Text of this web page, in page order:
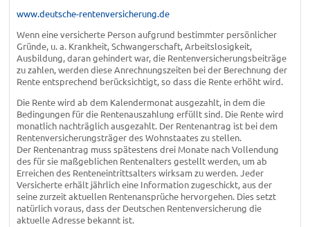
www.deutsche-rentenversicherung.de
Wenn eine versicherte Person aufgrund bestimmter persönlicher
Gründe, u. a. Krankheit, Schwangerschaft, Arbeitslosigkeit,
Ausbildung, daran gehindert war, die Rentenversicherungsbeiträge
zu zahlen, werden diese Anrechnungszeiten bei der Berechnung der
Rente entsprechend berücksichtigt, so dass die Rente erhöht wird.
Die Rente wird ab dem Kalendermonat ausgezahlt, in dem die
Bedingungen für die Rentenauszahlung erfüllt sind. Die Rente wird
monatlich nachträglich ausgezahlt. Der Rentenantrag ist bei dem
Rentenversicherungsträger des Wohnstaates zu stellen.
Der Rentenantrag muss spätestens drei Monate nach Vollendung
des für sie maßgeblichen Rentenalters gestellt werden, um ab
Erreichen des Renteneintrittsalters wirksam zu werden. Jeder
Versicherte erhält jährlich eine Information zugeschickt, aus der
seine zurzeit aktuellen Rentenansprüche hervorgehen. Dies setzt
natürlich voraus, dass der Deutschen Rentenversicherung die
aktuelle Adresse bekannt ist.